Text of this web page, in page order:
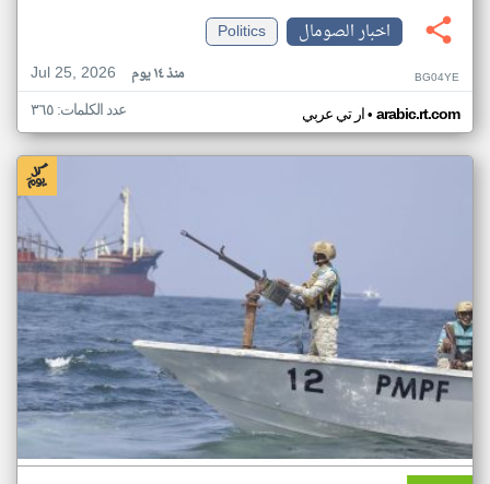
اخبار الصومال
Politics
Jul 25, 2026
منذ ١٤ يوم BG04YE
ار تي عربي• arabic.rt.com عدد الكلمات: ٣٦٥